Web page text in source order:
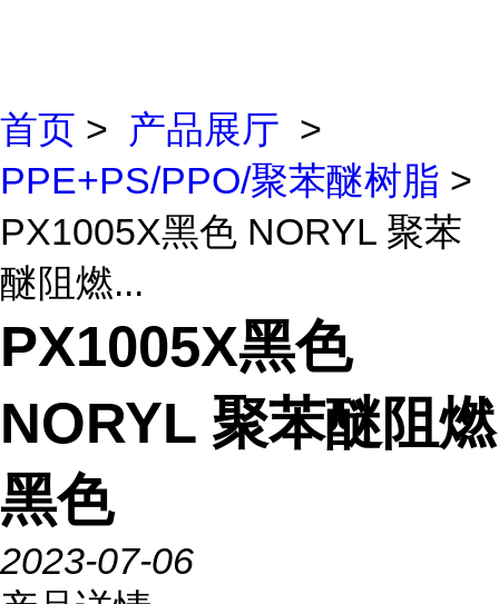
首页 > 产品展厅 >
PPE+PS/PPO/聚苯醚树脂 >
PX1005X黑色 NORYL 聚苯
醚阻燃...
PX1005X黑色
NORYL 聚苯醚阻燃
黑色
2023-07-06